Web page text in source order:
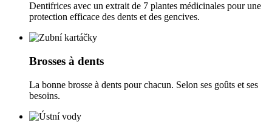
Dentifrices avec un extrait de 7 plantes médicinales pour une
protection efficace des dents et des gencives.
Brosses à dents
La bonne brosse à dents pour chacun. Selon ses goûts et ses
besoins.